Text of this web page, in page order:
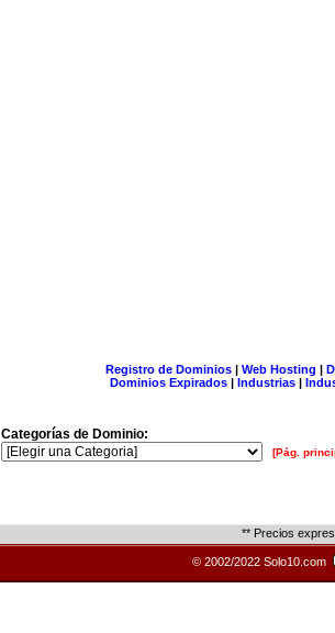
Registro de Dominios| Web Hosting |
Dominios Expirados | Industrias |
Categorías de Dominio:
[Pág.
** Precios
© 2002/2022 Solo10.com